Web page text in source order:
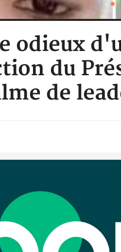
odieux
du
de